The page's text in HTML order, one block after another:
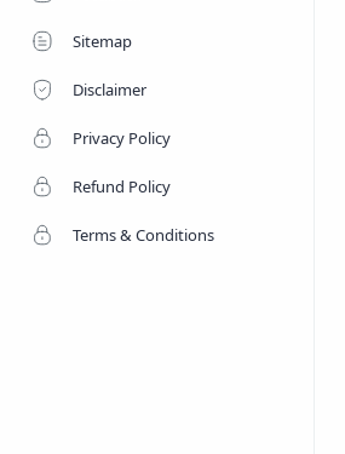
Sitemap
Disclaimer
Privacy Policy
Refund Policy
Terms & Conditions